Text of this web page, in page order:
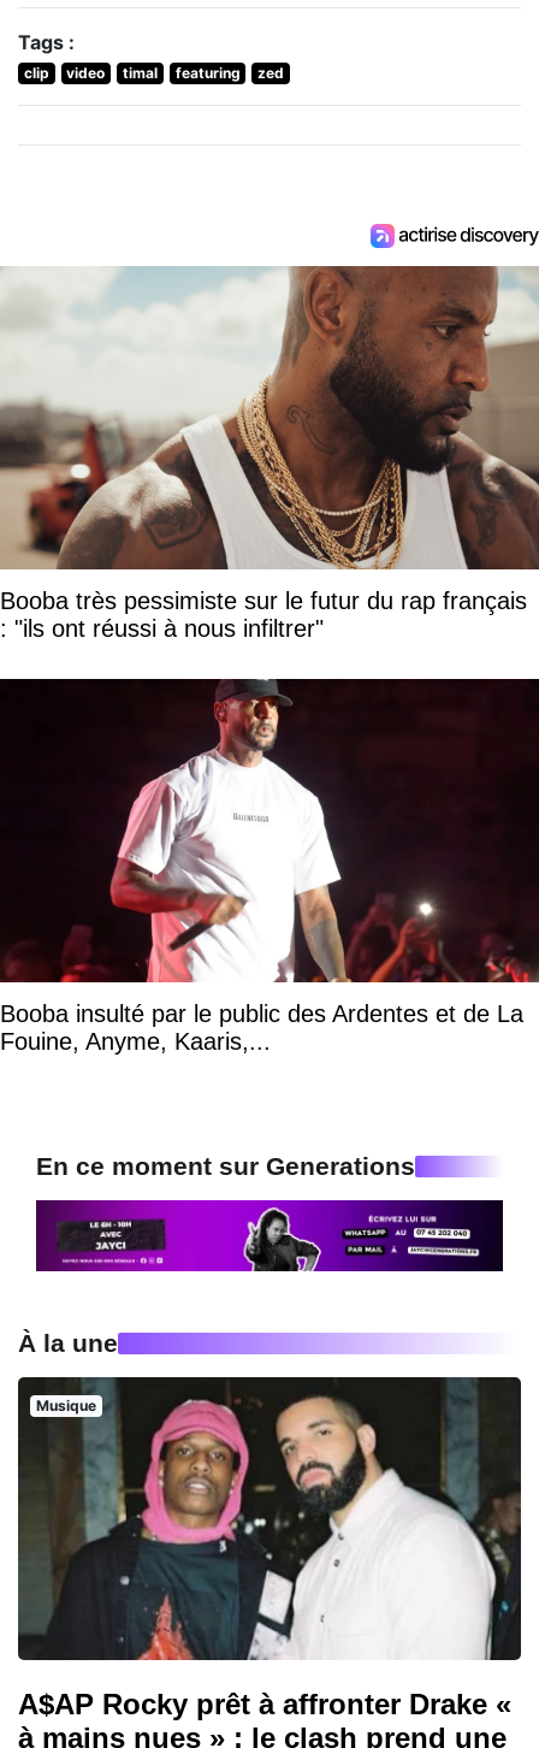
Tags :
clip video timal featuring zed
Booba très pessimiste sur le futur du rap français
: "ils ont réussi à nous infiltrer"
Booba insulté par le public des Ardentes et de La
Fouine, Anyme, Kaaris,...
En ce moment sur Generations
À la une
Musique
A$AP Rocky prêt à affronter Drake «
à mains nues » : le clash prend une